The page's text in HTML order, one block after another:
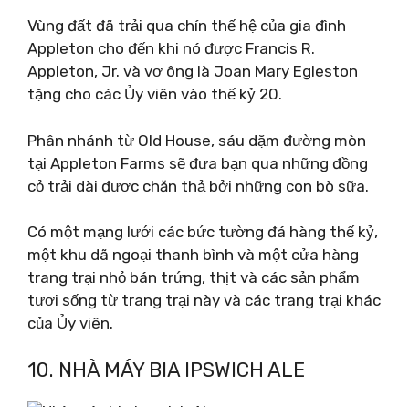
Vùng đất đã trải qua chín thế hệ của gia đình
Appleton cho đến khi nó được Francis R.
Appleton, Jr. và vợ ông là Joan Mary Egleston
tặng cho các Ủy viên vào thế kỷ 20.
Phân nhánh từ Old House, sáu dặm đường mòn
tại Appleton Farms sẽ đưa bạn qua những đồng
cỏ trải dài được chăn thả bởi những con bò sữa.
Có một mạng lưới các bức tường đá hàng thế kỷ,
một khu dã ngoại thanh bình và một cửa hàng
trang trại nhỏ bán trứng, thịt và các sản phẩm
tươi sống từ trang trại này và các trang trại khác
của Ủy viên.
10. NHÀ MÁY BIA IPSWICH ALE